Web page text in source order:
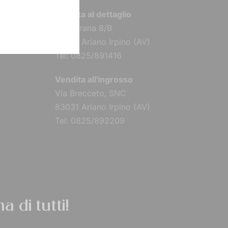
Vendita al dettaglio
Via Torana 8/B
83031 Ariano Irpino (AV)
Tel: 0825/891416
Vendita all'ingrosso
Via Brecceto, SNC
83031 Ariano Irpino (AV)
Tel: 0825/892209
di tutti!